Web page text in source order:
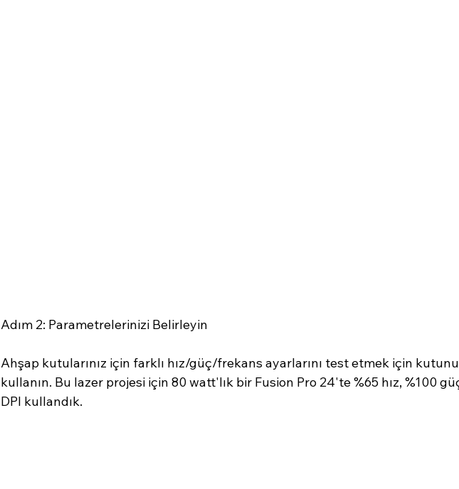
Adım 2: Parametrelerinizi Belirleyin
Ahşap kutularınız için farklı hız/güç/frekans ayarlarını test etmek için
kullanın. Bu lazer projesi için 80 watt'lık bir Fusion Pro 24'te %65 hız, %100
DPI kullandık.